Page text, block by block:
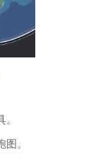
。